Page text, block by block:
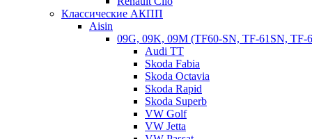
Классические АКПП
Aisin
09G, 09K, 09M (TF60-SN, TF-61SN, TF-
Audi TT
Skoda Fabia
Skoda Octavia
Skoda Rapid
Skoda Superb
VW Golf
VW Jetta